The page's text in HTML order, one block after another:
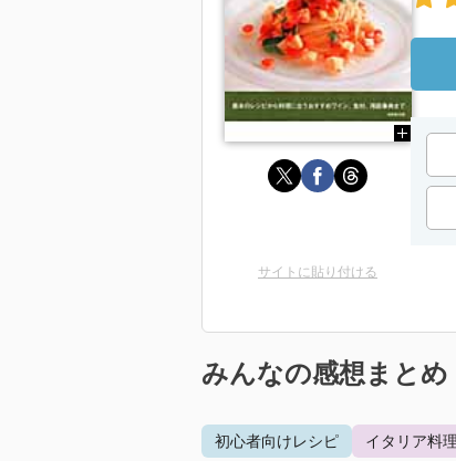
サイトに貼り付ける
みんなの感想まとめ
初心者向けレシピ イタリア料理